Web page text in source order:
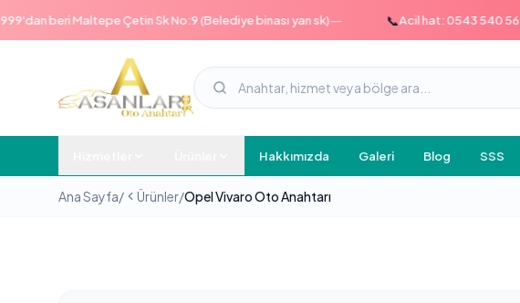
beri Maltepe Çetin Sk No:9 (Belediye binası yan sk)— Acil hat: 0543 540 56 38—
Hakkımızda Galeri Blog SSS
Ana Sayfa/ Ürünler/Opel Vivaro Oto Anahtarı